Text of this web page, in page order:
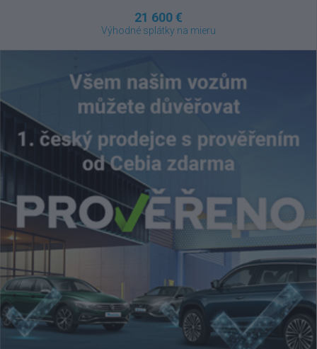
21 600 €
Výhodné splátky na mieru